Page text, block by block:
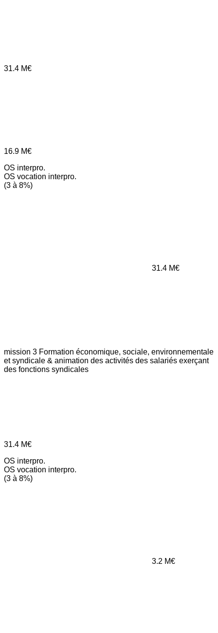
31.4 M€
16.9 M€
OS interpro.
OS vocation interpro.
(3 à 8%)
31.4 M€
mission 3 Formation économique, sociale, environnementale
et syndicale & animation des activités des salariés exerçant
des fonctions syndicales
31.4 M€
OS interpro.
OS vocation interpro.
(3 à 8%)
3.2 M€